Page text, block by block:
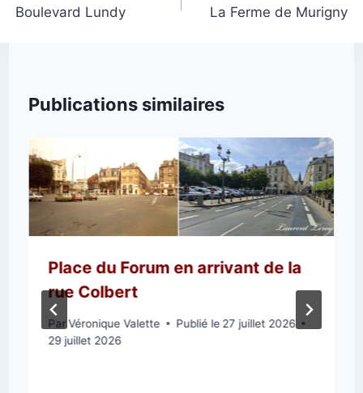
de
Boulevard Lundy La Ferme de Murigny
Publications similaires
Place du Forum en arrivant de la
rue Colbert
Par Véronique Valette Publié le 27 juillet 2026
29 juillet 2026